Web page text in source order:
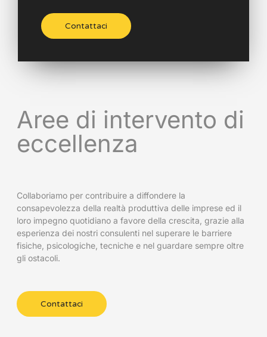
Contattaci
Aree di intervento di
eccellenza
Collaboriamo per contribuire a diffondere la
consapevolezza della realtà produttiva delle imprese ed il
loro impegno quotidiano a favore della crescita, grazie alla
esperienza dei nostri consulenti nel superare le barriere
fisiche, psicologiche, tecniche e nel guardare sempre oltre
gli ostacoli.
Contattaci